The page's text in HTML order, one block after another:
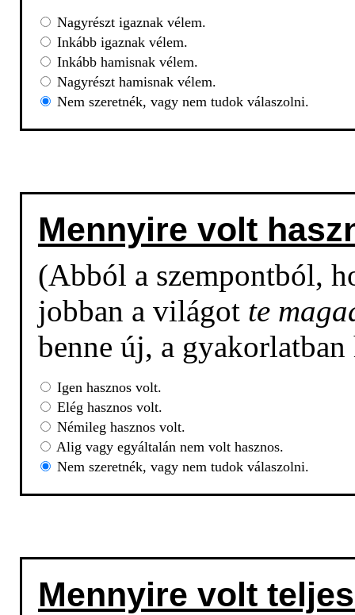
Nagyrészt igaznak vélem.
Inkább igaznak vélem.
Inkább hamisnak vélem.
Nagyrészt hamisnak vélem.
Nem szeretnék, vagy nem tudok válaszolni.
Mennyire volt
(Abból a szempontból,
jobban a világot te
benne új, a
Igen hasznos volt.
Elég hasznos volt.
Némileg hasznos volt.
Alig vagy egyáltalán nem volt hasznos.
Nem szeretnék, vagy nem tudok válaszolni.
Mennyire volt